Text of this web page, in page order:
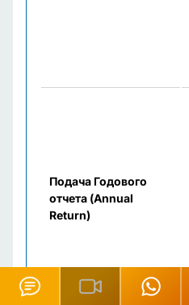
Подача Годового
отчета (Annual
Return)